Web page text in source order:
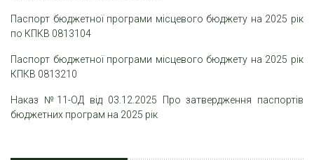
Паспорт бюджетної програми місцевого бюджету на 2025 рік
по КПКВ 0813104
Паспорт бюджетної програми місцевого бюджету на 2025 рік
КПКВ 0813210
Наказ №11-ОД від 03.12.2025 Про затвердження паспортів
бюджетних програм на 2025 рік